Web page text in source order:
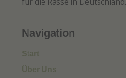
Navigation
Start
Über Uns